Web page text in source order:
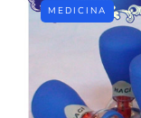
MEDICINA